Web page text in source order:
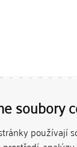
soubory
používají